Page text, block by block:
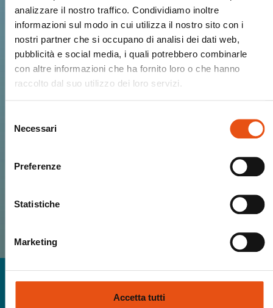
analizzare il nostro traffico. Condividiamo inoltre
informazioni sul modo in cui utilizza il nostro sito con i
nostri partner che si occupano di analisi dei dati web,
pubblicità e social media, i quali potrebbero combinarle
con altre informazioni che ha fornito loro o che hanno
raccolto dal suo utilizzo dei loro servizi.
delNecessari
Preferenze
Statistiche
Marketing
Accetta tutti
Entra nella Ferrino
community.
Ricevi Novità, Anteprime, Offerte esclusive
e tutto il calore del mondo Ferrino!
ALLAPRIVACY POLICY